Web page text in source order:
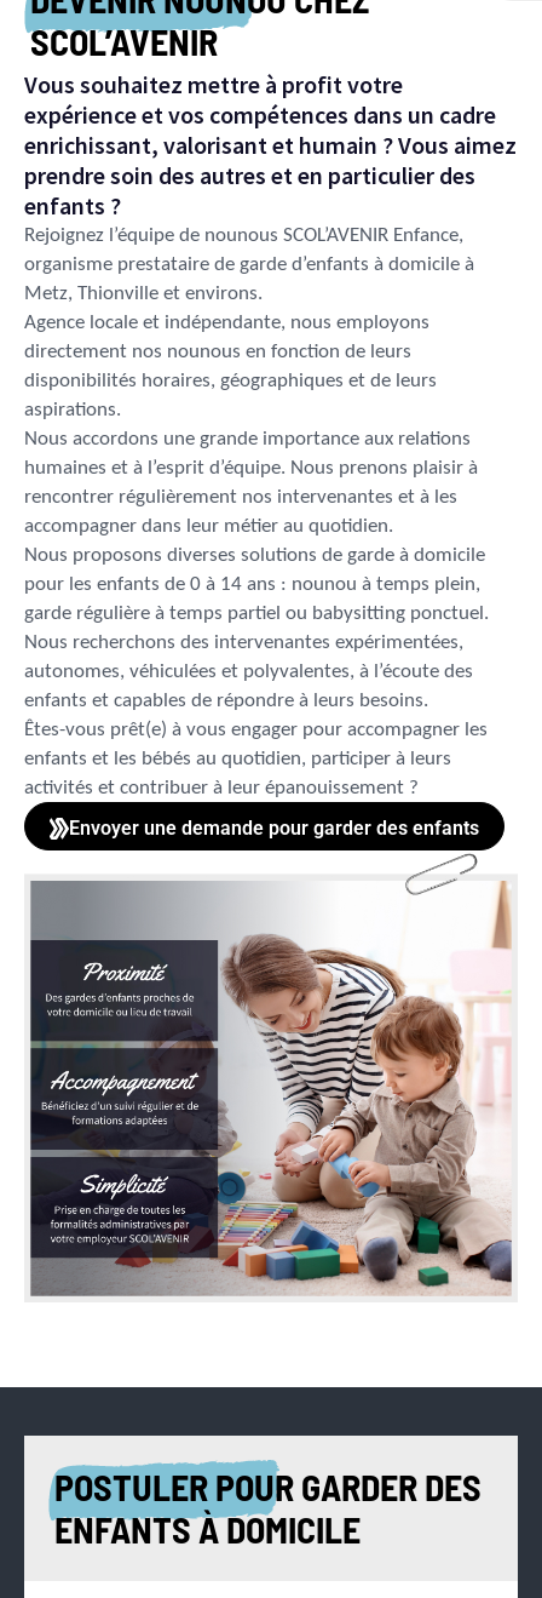
SCOL’AVENIR
Vous souhaitez mettre à profit votre
expérience et vos compétences dans un cadre
enrichissant, valorisant et humain ? Vous aimez
prendre soin des autres et en particulier des
enfants ?
Rejoignez l’équipe de nounous SCOL’AVENIR Enfance,
organisme prestataire de garde d’enfants à domicile à
Metz, Thionville et environs.
Agence locale et indépendante, nous employons
directement nos nounous en fonction de leurs
disponibilités horaires, géographiques et de leurs
aspirations.
Nous accordons une grande importance aux relations
humaines et à l’esprit d’équipe. Nous prenons plaisir à
rencontrer régulièrement nos intervenantes et à les
accompagner dans leur métier au quotidien.
Nous proposons diverses solutions de garde à domicile
pour les enfants de 0 à 14 ans : nounou à temps plein,
garde régulière à temps partiel ou babysitting ponctuel.
Nous recherchons des intervenantes expérimentées,
autonomes, véhiculées et polyvalentes, à l’écoute des
enfants et capables de répondre à leurs besoins.
Êtes-vous prêt(e) à vous engager pour accompagner les
enfants et les bébés au quotidien, participer à leurs
activités et contribuer à leur épanouissement ?
Envoyer une demande pour garder des enfants
POSTULER POUR GARDER DES
ENFANTS À DOMICILE